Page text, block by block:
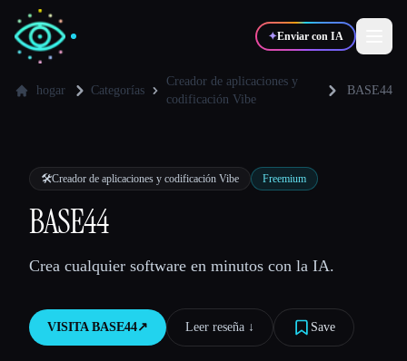
✦Enviar con IA
💻Desarrolladores 📈 Marketers
🎓 Estudiantes 🎬
hogar Categorías
Creador de aplicaciones y
codificación Vibe
BASE44
🛠️Creador de aplicaciones y codificación Vibe Freemium
BASE44
Crea cualquier software en minutos con la IA.
VISITA BASE44↗︎ Leer reseña ↓︎ Save